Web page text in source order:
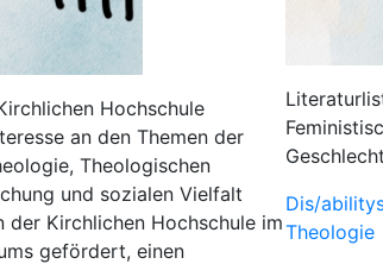
Hochschule
an den Themen der
Theologischen
und sozialen Vielfalt
der Kirchlichen Hochschule im
gefördert, einen
Dis/
Theologie